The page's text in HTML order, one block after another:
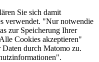
Sie sich damit
verwendet. "Nur notwendie
zur Speicherung Ihrer
Cookies akzeptieren"
Daten durch Matomo zu.